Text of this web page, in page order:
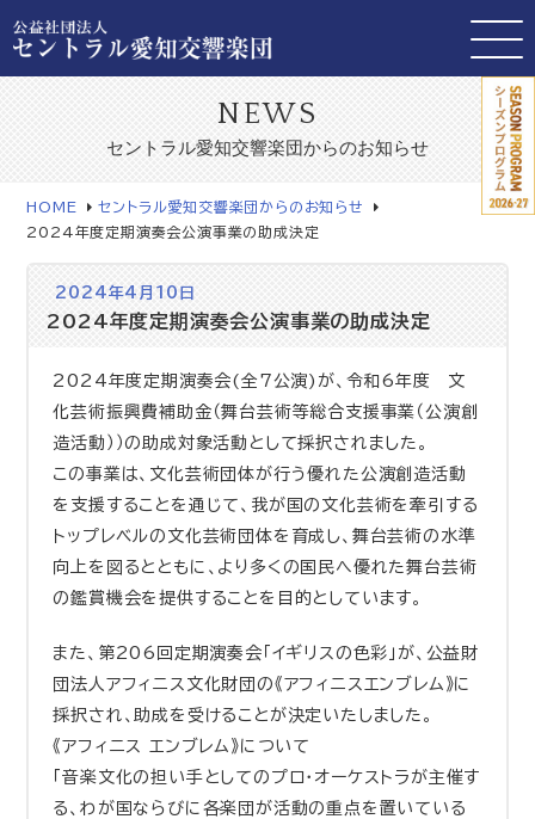
NEWS
セントラル愛知交響楽団からのお知らせ
HOME
セントラル愛知交響楽団からのお知らせ
2024年度定期演奏会公演事業の助成決定
2024年4月10日
2024年度定期演奏会公演事業の助成決定
2024年度定期演奏会(全7公演)が、令和6年度 文
化芸術振興費補助金（舞台芸術等総合支援事業（公演創
造活動））の助成対象活動として採択されました。
この事業は、文化芸術団体が行う優れた公演創造活動
を支援することを通じて、我が国の文化芸術を牽引する
トップレベルの文化芸術団体を育成し、舞台芸術の水準
向上を図るとともに、より多くの国民へ優れた舞台芸術
の鑑賞機会を提供することを目的としています。
また、第206回定期演奏会「イギリスの色彩」が、公益財
団法人アフィニス文化財団の《アフィニスエンブレム》に
採択され、助成を受けることが決定いたしました。
《アフィニス エンブレム》について
「音楽文化の担い手としてのプロ・オーケストラが主催す
る、わが国ならびに各楽団が活動の重点を置いている